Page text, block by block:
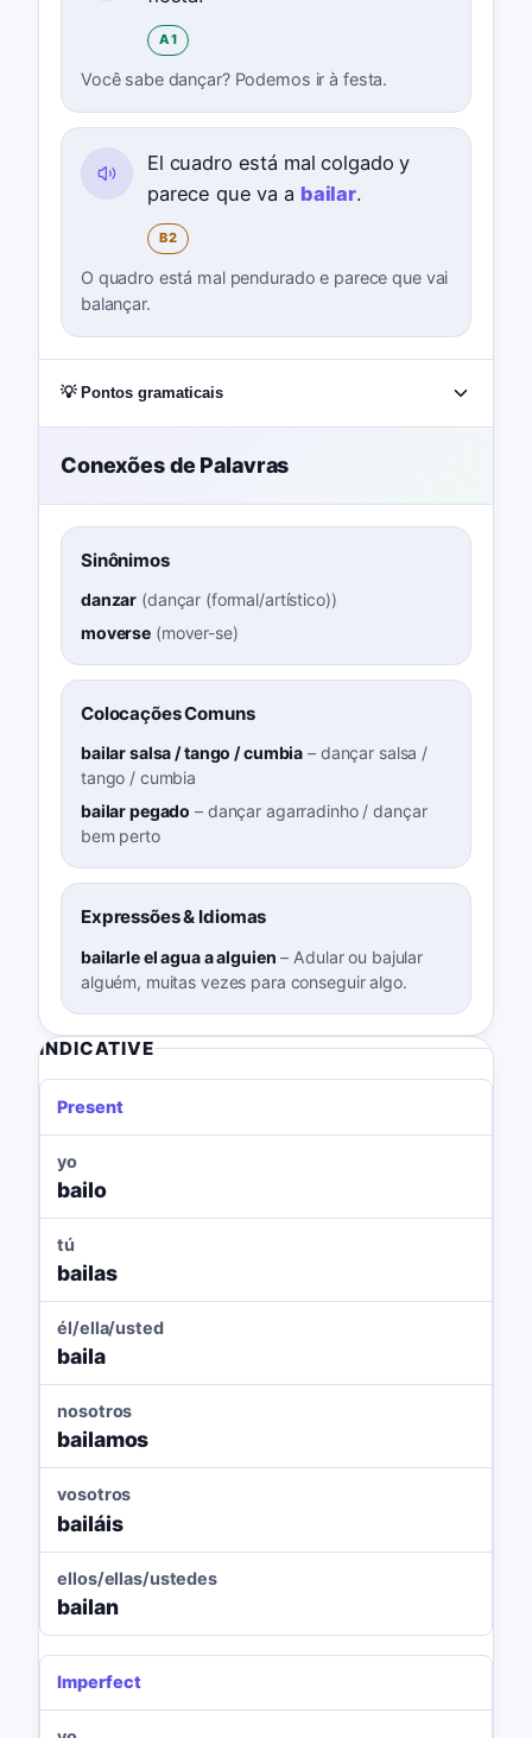
A1
Você sabe dançar? Podemos ir à festa.
El cuadro está mal colgado y
parece que va a bailar.
B2
O quadro está mal pendurado e parece que vai
balançar.
💡 Pontos gramaticais
Conexões de Palavras
Sinônimos
danzar (dançar (formal/artístico))
moverse (mover-se)
Colocações Comuns
bailar salsa / tango / cumbia – dançar salsa /
tango / cumbia
bailar pegado – dançar agarradinho / dançar
bem perto
Expressões & Idiomas
bailarle el agua a alguien – Adular ou bajular
alguém, muitas vezes para conseguir algo.
INDICATIVE
Present
yo
bailo
tú
bailas
él/ella/usted
baila
nosotros
bailamos
vosotros
bailáis
ellos/ellas/ustedes
bailan
Imperfect